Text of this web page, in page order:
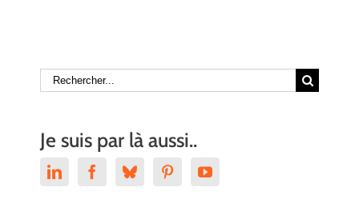
Rechercher:
Je suis par là aussi..